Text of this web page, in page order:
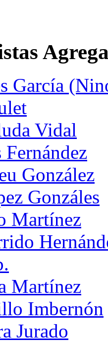
García
Vidal
Fernández
González
Gonzáles
Martínez
Martínez
Imbernón
Jurado